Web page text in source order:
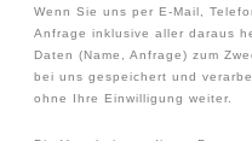
Wenn Sie uns per E-Mail,
Anfrage inklusive aller daraus
Daten (Name, Anfrage) zum
bei uns gespeichert und
ohne Ihre Einwilligung weiter.